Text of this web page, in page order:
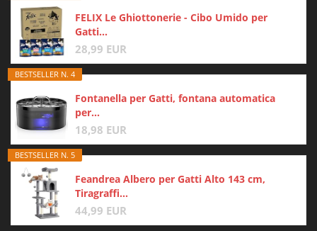
FELIX Le Ghiottonerie - Cibo Umido per
Gatti...
28,99 EUR
BESTSELLER N. 4
Fontanella per Gatti, fontana automatica
per...
18,98 EUR
BESTSELLER N. 5
Feandrea Albero per Gatti Alto 143 cm,
Tiragraffi...
44,99 EUR